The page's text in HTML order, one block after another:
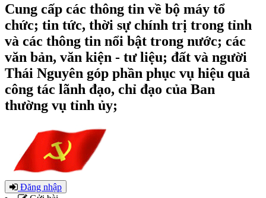
Cung cấp các thông tin về bộ máy tổ
chức; tin tức, thời sự chính trị trong tỉnh
và các thông tin nổi bật trong nước; các
văn bản, văn kiện - tư liệu; đất và người
Thái Nguyên góp phần phục vụ hiệu quả
công tác lãnh đạo, chỉ đạo của Ban
thường vụ tỉnh ủy;
Đăng nhập